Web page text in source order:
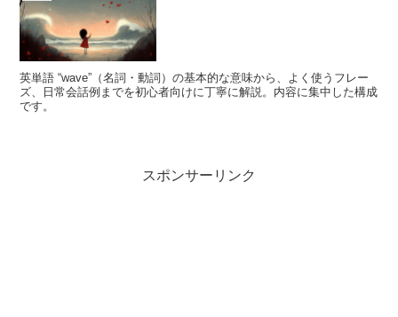
英単語 “wave”（名詞・動詞）の基本的な意味から、よく使うフレー
ズ、日常会話例までを初心者向けに丁寧に解説。内容に集中した構成
です。
スポンサーリンク